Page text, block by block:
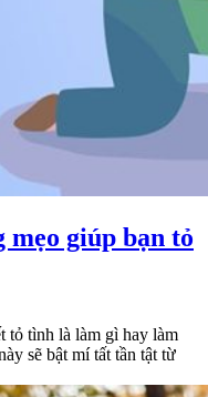
giúp bạn tỏ
tỏ tình là làm gì hay làm
sẽ bật mí tất tần tật từ